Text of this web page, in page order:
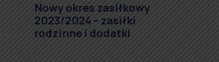
Nowy okres zasiłkowy
2023/2024 – zasiłki
rodzinne i dodatki